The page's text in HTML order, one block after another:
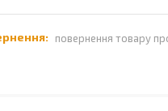
повернення товару